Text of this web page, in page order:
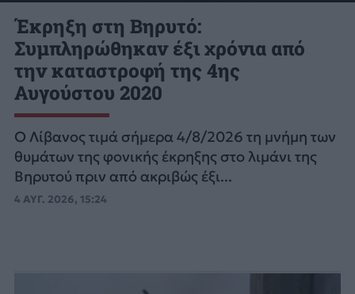
Έκρηξη στη Βηρυτό:
Συμπληρώθηκαν έξι χρόνια από
την καταστροφή της 4ης
Αυγούστου 2020
Ο Λίβανος τιμά σήμερα 4/8/2026 τη μνήμη των
θυμάτων της φονικής έκρηξης στο λιμάνι της
Βηρυτού πριν από ακριβώς έξι...
4 ΑΥΓ. 2026, 15:24